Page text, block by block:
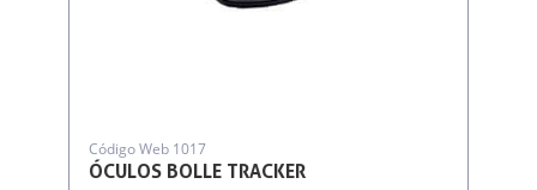
ÓCULOS BOLLE TRACKER
Código Web 1017